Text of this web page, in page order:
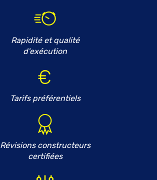
Rapidité et qualité
d'exécution
Tarifs préférentiels
Révisions constructeurs
certifiées